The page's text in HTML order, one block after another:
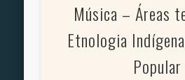
Música – Áreas
Etnologia
Popular